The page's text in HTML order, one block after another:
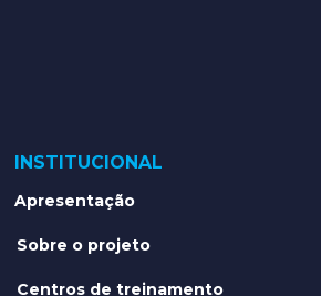
INSTITUCIONAL
Apresentação
Sobre o projeto
Centros de treinamento